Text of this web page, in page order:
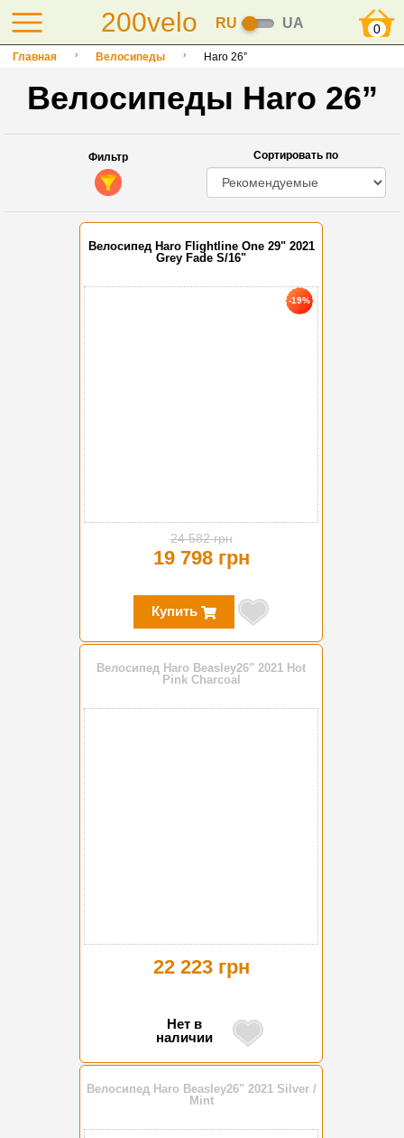
200velo RU UA 0
Главная Велосипеды Haro 26”
Велосипеды Haro 26”
Фильтр Сортировать по
Велосипед Haro Flightline One 29" 2021
Grey Fade S/16"
-19%
24 582 грн
19 798 грн
Купить
Велосипед Haro Beasley26" 2021 Hot
Pink Charcoal
22 223 грн
Нет в
наличии
Велосипед Haro Beasley26" 2021 Silver /
Mint